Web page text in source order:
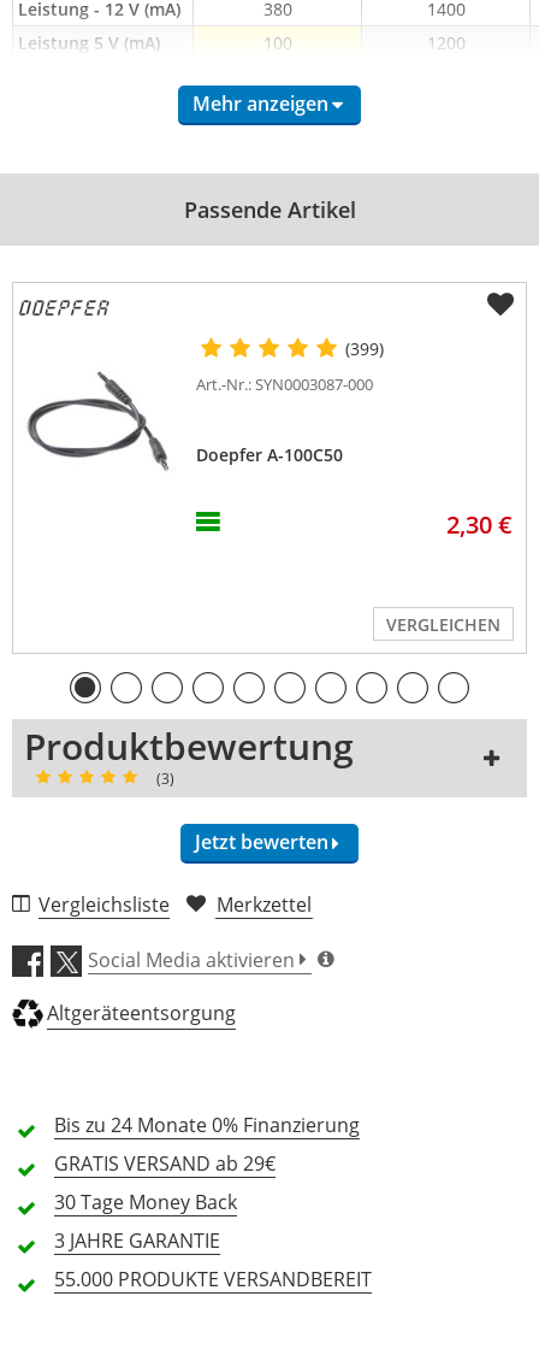
Leistung - 12 V (mA) 380
1400
Leistung 5 V (mA)
100 1200
Mehr anzeigen
Passende Artikel
(399)
Art.-Nr.: SYN0003087-000
Doepfer A-100C50
2,30 €
VERGLEICHEN
Produktbewertung
(3)
Jetzt bewerten
3 Rezensionen
5 Sterne
4 Sterne
3 Sterne
Alle Sprachen
In deiner Sprache gibt es noch keine Textbewertungen.
Vergleichsliste Merkzettel
Social Media aktivieren
Altgeräteentsorgung
Bis zu 24 Monate0% Finanzierung
GRATIS VERSAND ab 29€
30 Tage Money Back
3 JAHRE GARANTIE
55.000 PRODUKTE VERSANDBEREIT